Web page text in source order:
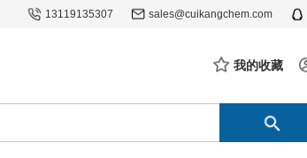
13119135307 sales@cuikangchem.com
我的收藏